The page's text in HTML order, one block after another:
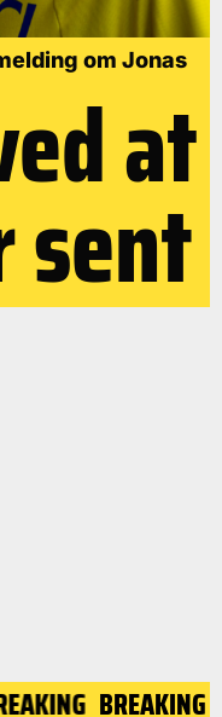
om Jonas
at
BREAKING